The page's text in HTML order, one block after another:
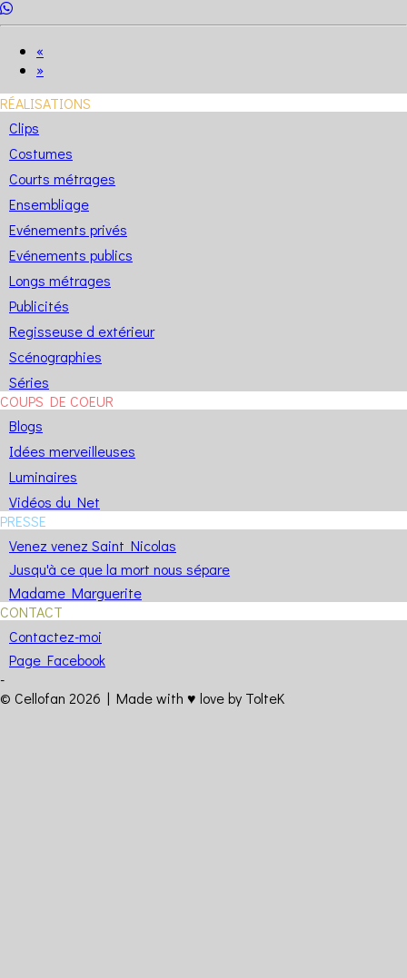
«
»
RÉALISATIONS
Clips
Costumes
Courts métrages
Ensembliage
Evénements privés
Evénements publics
Longs métrages
Publicités
Regisseuse d extérieur
Scénographies
Séries
COUPS DE COEUR
Blogs
Idées merveilleuses
Luminaires
Vidéos du Net
PRESSE
Venez venez Saint Nicolas
Jusqu'à ce que la mort nous sépare
Madame Marguerite
CONTACT
Contactez-moi
Page Facebook
-
© Cellofan 2026 | Made with ♥️ loveby TolteK